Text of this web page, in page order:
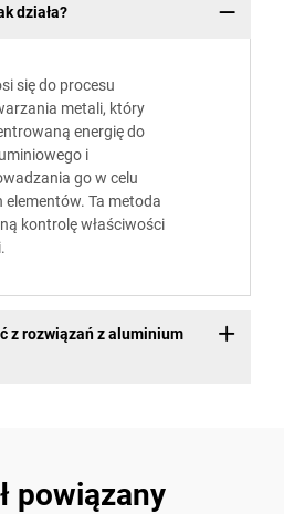
działa?
się do procesu
metali, który
energię do
i
go w celu
elementów. Ta metoda
kontrolę właściwości
z rozwiązań z aluminium
powiązany